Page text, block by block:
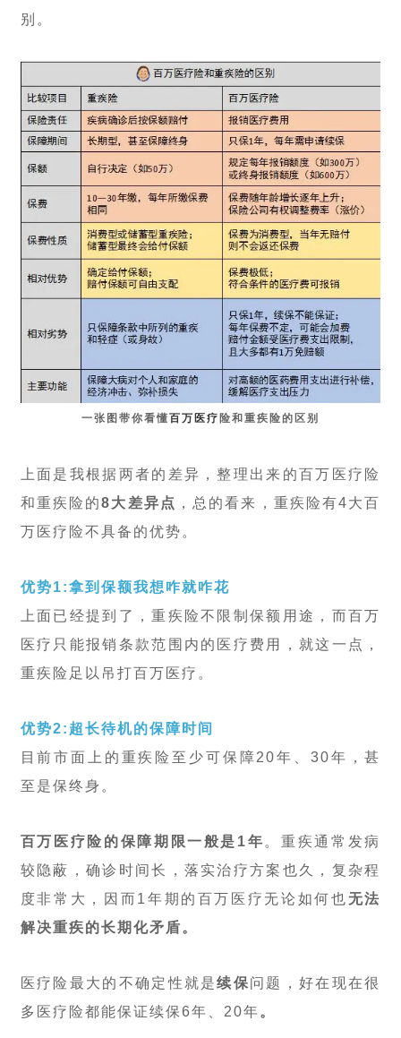
别。
一张图带你看懂百万医疗 险和重疾险的区别
上面是我根据两者的差异，整理出来的百万医疗险
和重疾险的8大差异 点 ，总的看来，重疾险有4大百
万医疗险不具备的优势。
优势1:拿到保额我想咋就咋花
上面已经提到了，重疾险不限制保额用途，而百万
医疗只能报销条款范围内的医疗费用，就这一点，
重疾险足以吊打百万医疗。
优势2:超长待机的保障时间
目前市面上的重疾险至少可保障20年、30年，甚
至是保终身。
百万医疗险的保障期限一般是1年 。重疾通常发病
较隐蔽，确诊时间长，落实治疗方案也久，复杂程
度非常大，因而1年期的百万医疗无论如何也无法
解决重疾的长期化矛盾。
医疗险最大的不确定性就是续保问题，好在现在很
多医疗险都能保证续保6年、20年 。